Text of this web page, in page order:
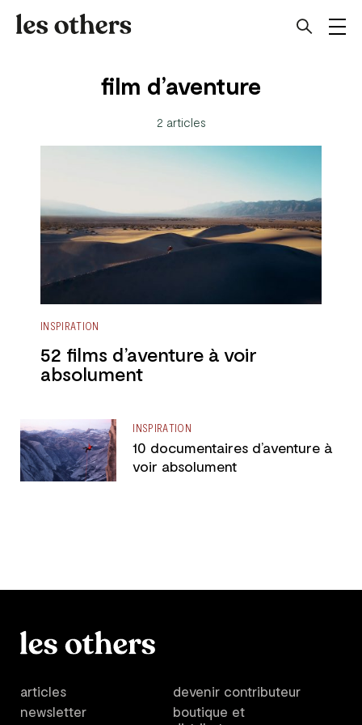
film d’aventure
2 articles
INSPIRATION
52 films d’aventure à voir
absolument
INSPIRATION
10 documentaires d’aventure à
voir absolument
articles
newsletter
devenir contributeur
boutique et